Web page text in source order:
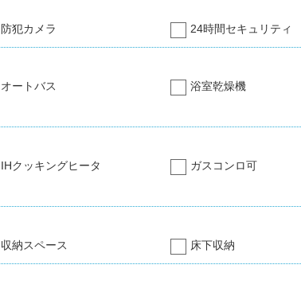
防犯カメラ 24時間セキュリティ
オートバス
浴室乾燥機
IHクッキングヒータ
ガスコンロ可
収納スペース 床下収納